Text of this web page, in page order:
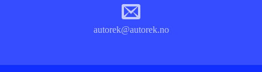
autorek@autorek.no